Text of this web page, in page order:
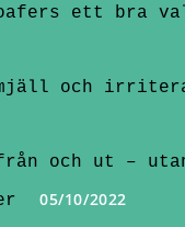
ett bra
och
och ut –
05/10/2022